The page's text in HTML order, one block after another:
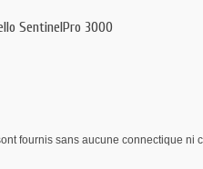
SentinelPro 3000
fournis sans aucune connectique ni